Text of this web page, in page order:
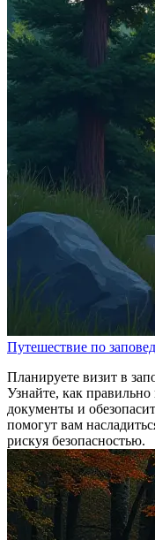
Путешествие по
Планируете визит в
Узнайте, как
документы и
помогут вам
рискуя безопасностью.